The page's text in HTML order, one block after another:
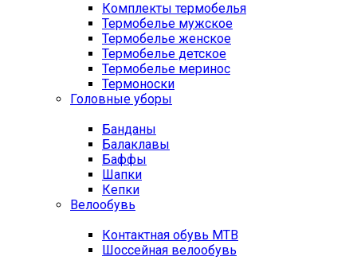
Комплекты термобелья
Термобелье мужское
Термобелье женское
Термобелье детское
Термобелье меринос
Термоноски
Головные уборы
Банданы
Балаклавы
Баффы
Шапки
Кепки
Велообувь
Контактная обувь MTB
Шоссейная велообувь